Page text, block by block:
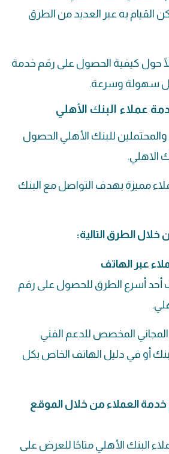
القيام به عبر العديد من الطرق
حول كيفية الحصول على رقم خدمة
سهولة وسرعة.
عملاء البنك الأهلي
والمحتملين للبنك الأهلي الحصول
الاهلي.
مميزة بهدف التواصل مع البنك
الطرق التالية:
عبر الهاتف
أحد أسرع الطرق للحصول على رقم
المجاني المخصص للدعم الفني
أو في دليل الهاتف الخاص بكل
العملاء من خلال الموقع
البنك الأهلي متاحًا للعرض على